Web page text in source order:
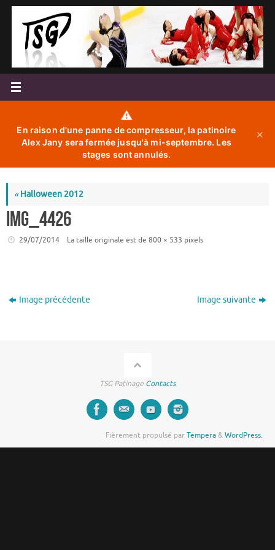
Passer
contenu
⚠️
En raison d'une panne de compresseur, la patinoire
Alex Jany sera fermée jusqu'à mi-septembre. Les
stages sont annulés.
✕
«Halloween 2012
IMG_4426
29/07/2014 La taille originale est de 800 × 533 pixels
Image précédente Image suivante
TSG Patinage Contacts
Fièrement propulsé parTempera&WordPress.